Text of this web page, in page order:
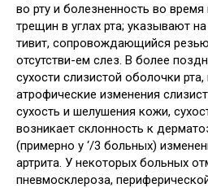
во рту и болезненность во
трещин в углах рта; указывают
тивит, сопровождающийся
отсутстви-ем слез. В более
сухости слизистой оболочки
атрофические изменения
сухость и шелушения кожи,
возникает склонность к
(примерно у ‘/3 больных)
артрита. У некоторых больных
пневмосклероза,